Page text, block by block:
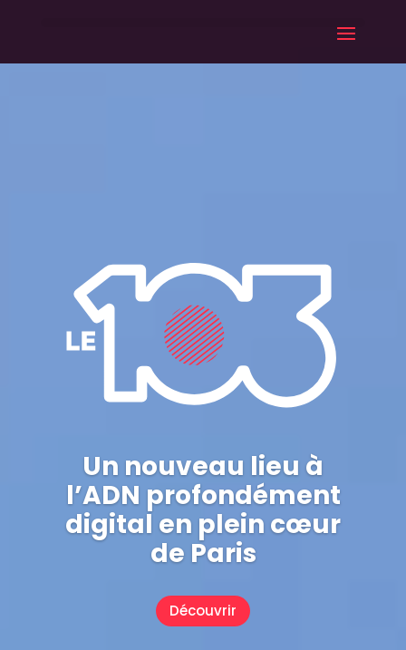
Un nouveau lieu à
l’ADN profondément
digital en plein cœur
de Paris
Découvrir